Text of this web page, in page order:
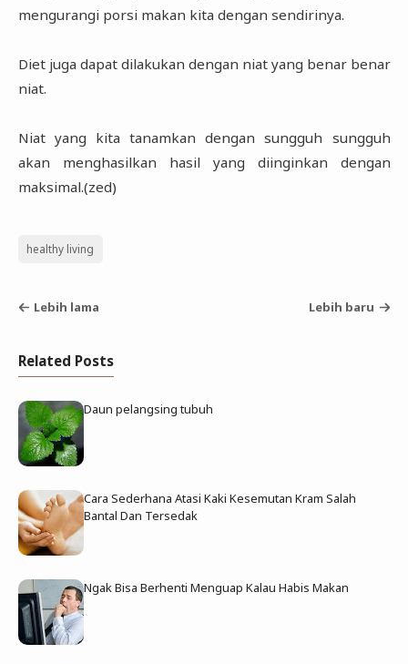
mengurangi porsi makan kita dengan sendirinya.
Diet juga dapat dilakukan dengan niat yang benar benar
niat.
Niat yang kita tanamkan dengan sungguh sungguh
akan menghasilkan hasil yang diinginkan dengan
maksimal.(zed)
healthy living
Lebih lama Lebih baru
Related Posts
Daun pelangsing tubuh
Cara Sederhana Atasi Kaki Kesemutan Kram Salah
Bantal Dan Tersedak
Ngak Bisa Berhenti Menguap Kalau Habis Makan